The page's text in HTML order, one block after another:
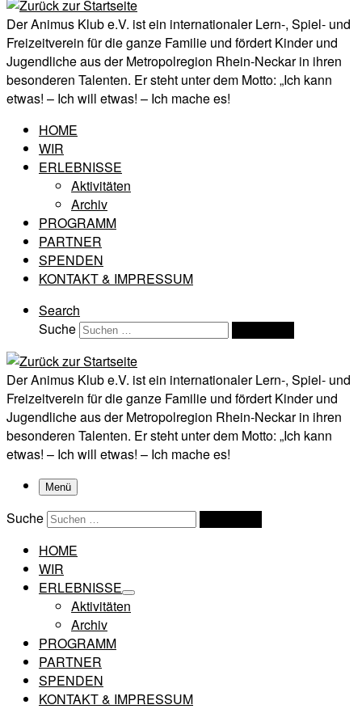
Der Animus Klub e.V. ist ein internationaler Lern-, Spiel- und
Freizeitverein für die ganze Familie und fördert Kinder und
Jugendliche aus der Metropolregion Rhein-Neckar in ihren
besonderen Talenten. Er steht unter dem Motto: „Ich kann
etwas! – Ich will etwas! – Ich mache es!
HOME
WIR
ERLEBNISSE
Aktivitäten
Archiv
PROGRAMM
PARTNER
SPENDEN
KONTAKT & IMPRESSUM
Search
Suche
Der Animus Klub e.V. ist ein internationaler Lern-, Spiel- und
Freizeitverein für die ganze Familie und fördert Kinder und
Jugendliche aus der Metropolregion Rhein-Neckar in ihren
besonderen Talenten. Er steht unter dem Motto: „Ich kann
etwas! – Ich will etwas! – Ich mache es!
Menü
Suche
HOME
WIR
ERLEBNISSE
Aktivitäten
Archiv
PROGRAMM
PARTNER
SPENDEN
KONTAKT & IMPRESSUM